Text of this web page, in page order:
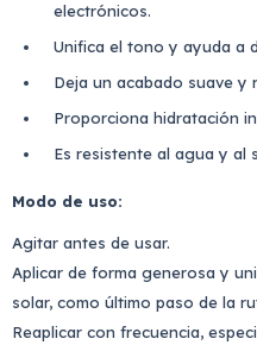
electrónicos.
Unifica el tono y ayuda a
Deja un acabado suave y
Proporciona hidratación
Es resistente al agua y al
Modo de uso:
Agitar antes de usar.
Aplicar de forma generosa y
solar, como último paso de la
Reaplicar con frecuencia,